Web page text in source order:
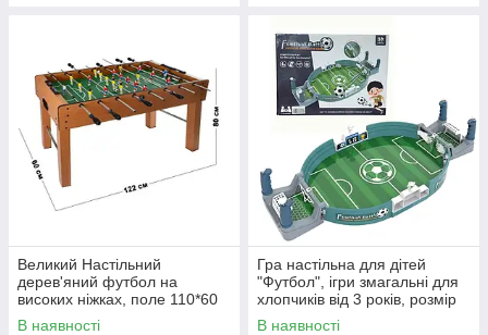
Великий Настільний
дерев'яний футбол на
високих ніжках, поле 110*60
см. шкала ведення рахунку
В наявності
Гра настільна для дітей
"Футбол", ігри змагальні для
хлопчиків від 3 років, розмір
поля 21*42 см
В наявності